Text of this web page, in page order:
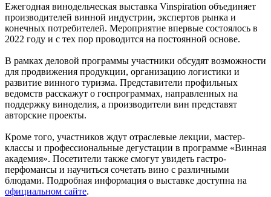
Ежегодная винодельческая выставка Vinspiration объединяет
производителей винной индустрии, экспертов рынка и
конечных потребителей. Мероприятие впервые состоялось в
2022 году и с тех пор проводится на постоянной основе.
В рамках деловой программы участники обсудят возможности
для продвижения продукции, организацию логистики и
развитие винного туризма. Представители профильных
ведомств расскажут о госпрограммах, направленных на
поддержку виноделия, а производители вин представят
авторские проекты.
Кроме того, участников ждут отраслевые лекции, мастер-
классы и профессиональные дегустации в программе «Винная
академия». Посетители также смогут увидеть гастро-
перфомансы и научиться сочетать вино с различными
блюдами. Подробная информация о выставке доступна на
официальном сайте.